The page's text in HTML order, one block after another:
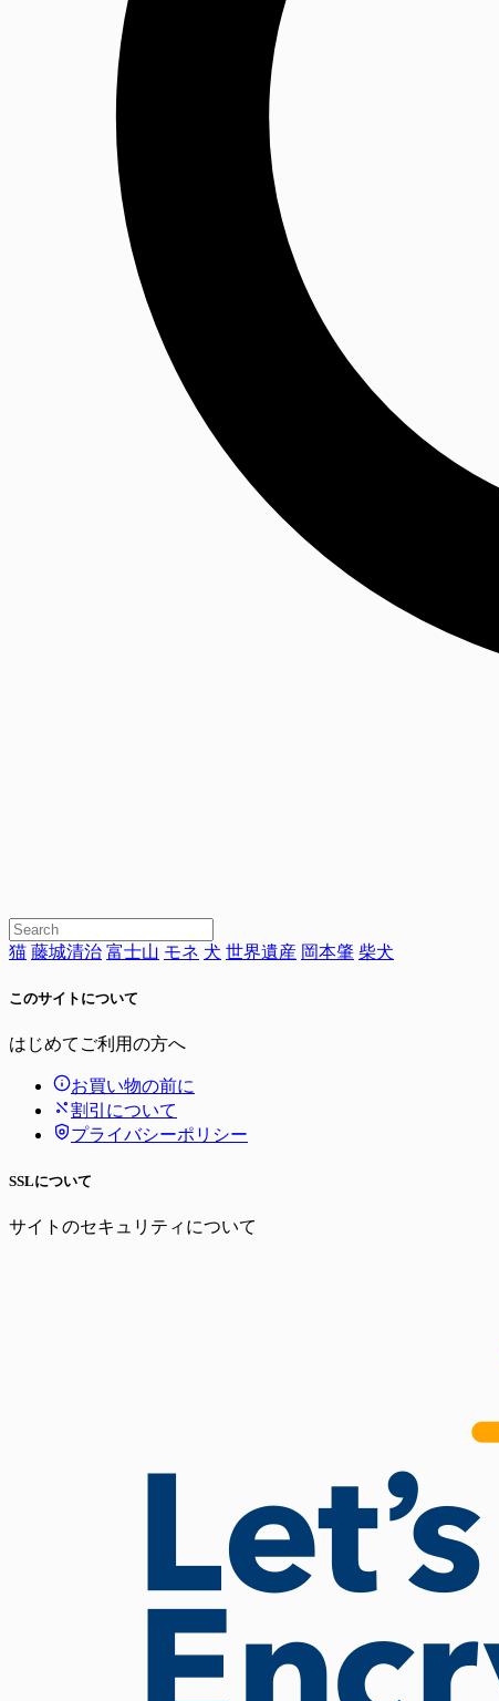
猫 藤城清治 富士山 モネ 犬 世界遺産 岡本肇 柴犬
このサイトについて
はじめてご利用の方へ
お買い物の前に
割引について
プライバシーポリシー
SSLについて
サイトのセキュリティについて